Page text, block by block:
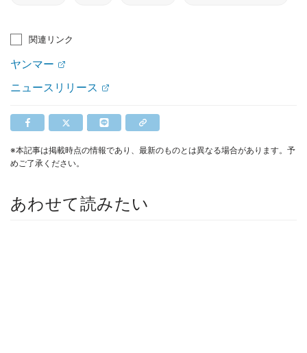
関連リンク
ヤンマー
ニュースリリース
※本記事は掲載時点の情報であり、最新のものとは異なる場合があります。予
めご了承ください。
あわせて読みたい